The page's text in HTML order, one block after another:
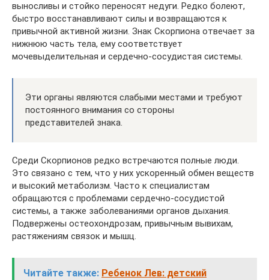
выносливы и стойко переносят недуги. Редко болеют,
быстро восстанавливают силы и возвращаются к
привычной активной жизни. Знак Скорпиона отвечает за
нижнюю часть тела, ему соответствует
мочевыделительная и сердечно-сосудистая системы.
Эти органы являются слабыми местами и требуют
постоянного внимания со стороны
представителей знака.
Среди Скорпионов редко встречаются полные люди.
Это связано с тем, что у них ускоренный обмен веществ
и высокий метаболизм. Часто к специалистам
обращаются с проблемами сердечно-сосудистой
системы, а также заболеваниями органов дыхания.
Подвержены остеохондрозам, привычным вывихам,
растяжениям связок и мышц.
Читайте также: Ребенок Лев: детский